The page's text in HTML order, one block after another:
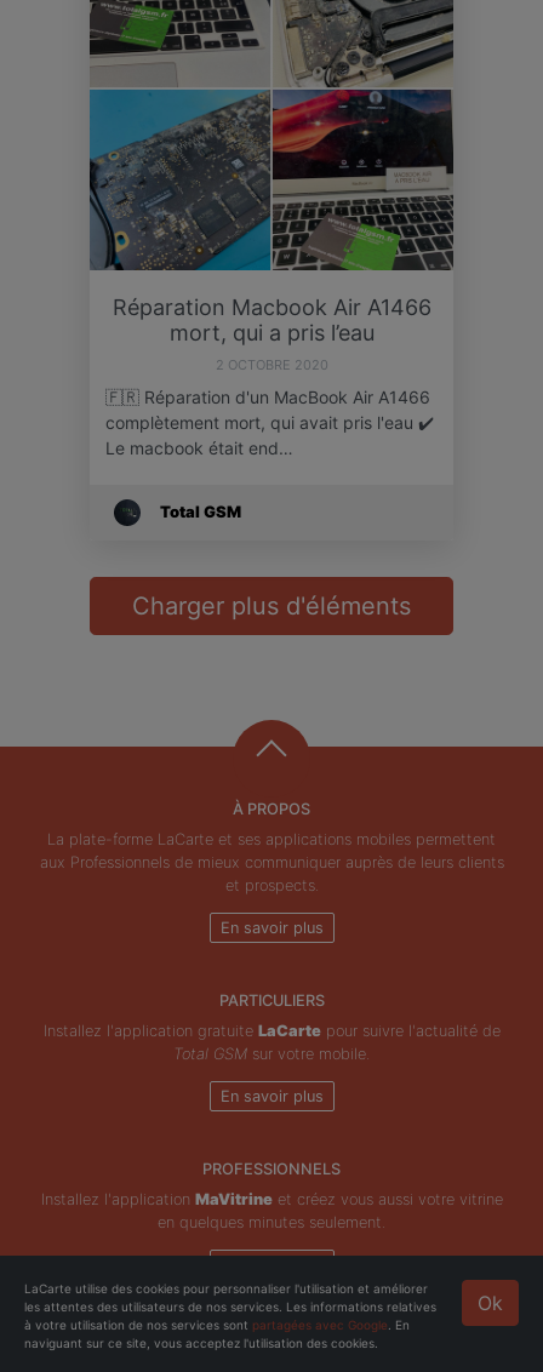
Réparation Macbook Air A1466
mort, qui a pris l’eau
2 OCTOBRE 2020
🇫🇷 Réparation d'un MacBook Air A1466
complètement mort, qui avait pris l'eau ✔️
Le macbook était end…
Total GSM
Charger plus d'éléments
À PROPOS
La plate-forme LaCarte et ses applications mobiles permettent
aux Professionnels de mieux communiquer auprès de leurs clients
et prospects.
En savoir plus
PARTICULIERS
Installez l'application gratuite LaCartepour suivre l'actualité de
Total GSM sur votre mobile.
En savoir plus
PROFESSIONNELS
Installez l'application MaVitrineet créez vous aussi votre vitrine
en quelques minutes seulement.
Copyright © ZeMAP 2026 - Tous droits réservés. Ok
LaCarte utilise des cookies pour personnaliser l'utilisation et améliorer
les attentes des utilisateurs de nos services. Les informations relatives
à votre utilisation de nos services sont partagées avec Google . En
naviguant sur ce site, vous acceptez l'utilisation des cookies.